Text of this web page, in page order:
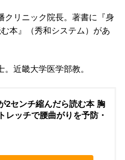
クリニック院長。著書に『身
本』（秀和システム）があ
。近畿大学医学部教。
2センチ縮んだら読む本 胸
レッチで腰曲がりを予防・